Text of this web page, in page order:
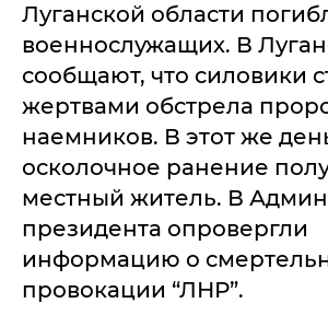
Луганской области
военнослужащих. В
сообщают, что силовики
жертвами обстрела
наемников. В этот же
осколочное ранение
местный житель. В
президента опровергли
информацию о
провокации “ЛНР”.